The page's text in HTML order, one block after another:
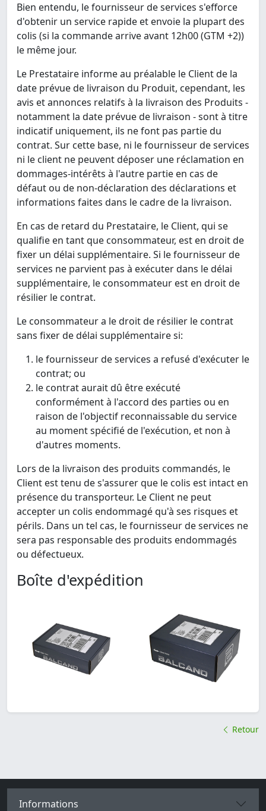
Bien entendu, le fournisseur de services s'efforce
d'obtenir un service rapide et envoie la plupart des
colis (si la commande arrive avant 12h00 (GTM +2))
le même jour.
Le Prestataire informe au préalable le Client de la
date prévue de livraison du Produit, cependant, les
avis et annonces relatifs à la livraison des Produits -
notamment la date prévue de livraison - sont à titre
indicatif uniquement, ils ne font pas partie du
contrat. Sur cette base, ni le fournisseur de services
ni le client ne peuvent déposer une réclamation en
dommages-intérêts à l'autre partie en cas de
défaut ou de non-déclaration des déclarations et
informations faites dans le cadre de la livraison.
En cas de retard du Prestataire, le Client, qui se
qualifie en tant que consommateur, est en droit de
fixer un délai supplémentaire. Si le fournisseur de
services ne parvient pas à exécuter dans le délai
supplémentaire, le consommateur est en droit de
résilier le contrat.
Le consommateur a le droit de résilier le contrat
sans fixer de délai supplémentaire si:
le fournisseur de services a refusé d'exécuter le
contrat; ou
le contrat aurait dû être exécuté
conformément à l'accord des parties ou en
raison de l'objectif reconnaissable du service
au moment spécifié de l'exécution, et non à
d'autres moments.
Lors de la livraison des produits commandés, le
Client est tenu de s'assurer que le colis est intact en
présence du transporteur. Le Client ne peut
accepter un colis endommagé qu'à ses risques et
périls. Dans un tel cas, le fournisseur de services ne
sera pas responsable des produits endommagés
ou défectueux.
Boîte d'expédition
Retour
Informations